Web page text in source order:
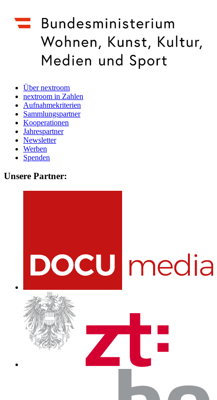
Über nextroom
nextroom in Zahlen
Aufnahmekriterien
Sammlungspartner
Kooperationen
Jahrespartner
Newsletter
Werben
Spenden
Unsere Partner: